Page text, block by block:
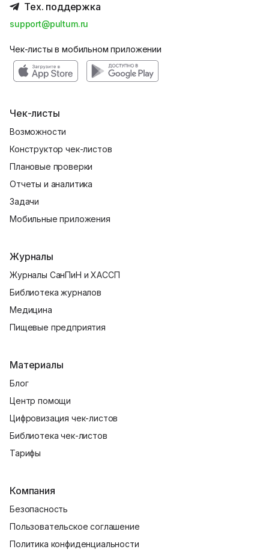
Тех. поддержка
support@pultum.ru
Чек-листы в мобильном приложении
Чек-листы
Возможности
Конструктор чек-листов
Плановые проверки
Отчеты и аналитика
Задачи
Мобильные приложения
Журналы
Журналы СанПиН и ХАССП
Библиотека журналов
Медицина
Пищевые предприятия
Материалы
Блог
Центр помощи
Цифровизация чек-листов
Библиотека чек-листов
Тарифы
Компания
Безопасность
Пользовательское соглашение
Политика конфиденциальности